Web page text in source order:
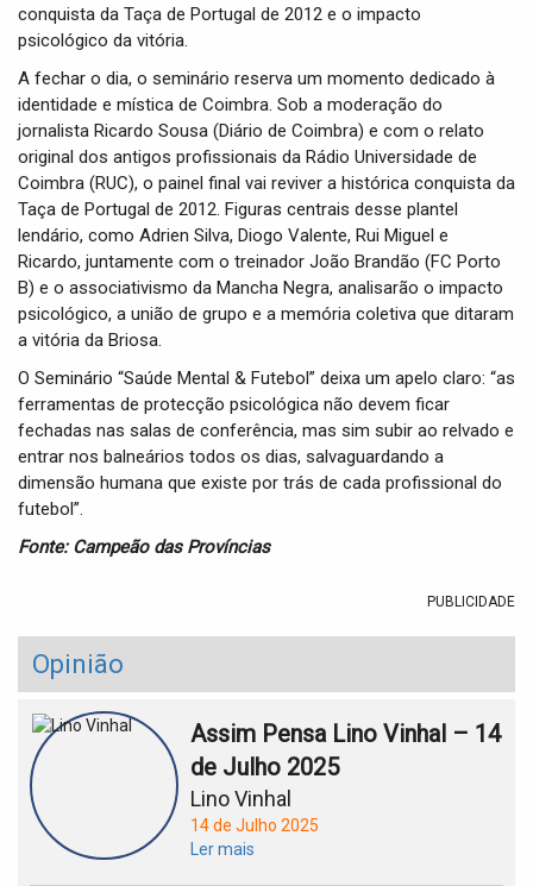
conquista da Taça de Portugal de 2012 e o impacto
psicológico da vitória.
A fechar o dia, o seminário reserva um momento dedicado à
identidade e mística de Coimbra. Sob a moderação do
jornalista Ricardo Sousa (Diário de Coimbra) e com o relato
original dos antigos profissionais da Rádio Universidade de
Coimbra (RUC), o painel final vai reviver a histórica conquista da
Taça de Portugal de 2012. Figuras centrais desse plantel
lendário, como Adrien Silva, Diogo Valente, Rui Miguel e
Ricardo, juntamente com o treinador João Brandão (FC Porto
B) e o associativismo da Mancha Negra, analisarão o impacto
psicológico, a união de grupo e a memória coletiva que ditaram
a vitória da Briosa.
O Seminário “Saúde Mental & Futebol” deixa um apelo claro: “as
ferramentas de protecção psicológica não devem ficar
fechadas nas salas de conferência, mas sim subir ao relvado e
entrar nos balneários todos os dias, salvaguardando a
dimensão humana que existe por trás de cada profissional do
futebol”.
Fonte: Campeão das Províncias
PUBLICIDADE
Opinião
Assim Pensa Lino Vinhal – 14
de Julho 2025
Lino Vinhal
14 de Julho 2025
Ler mais